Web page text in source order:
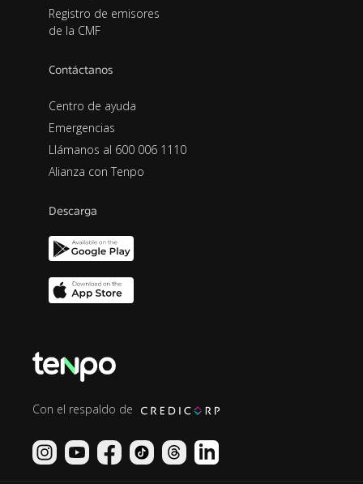
Registro de emisores
de la CMF
Contáctanos
Centro de ayuda
Emergencias
Llámanos al 600 006 1110
Alianza con Tenpo
Descarga
Con el respaldo de